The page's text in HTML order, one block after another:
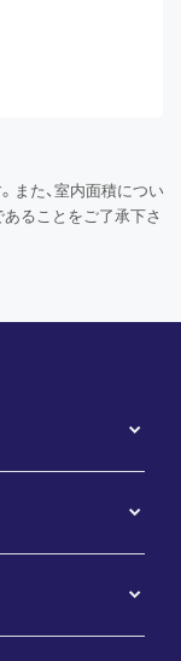
また、室内面積につい
ることをご了承下さ